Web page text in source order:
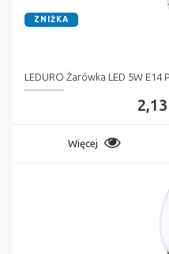
ZNIŻKA
LEDURO Żarówka LED 5W E14
Więcej